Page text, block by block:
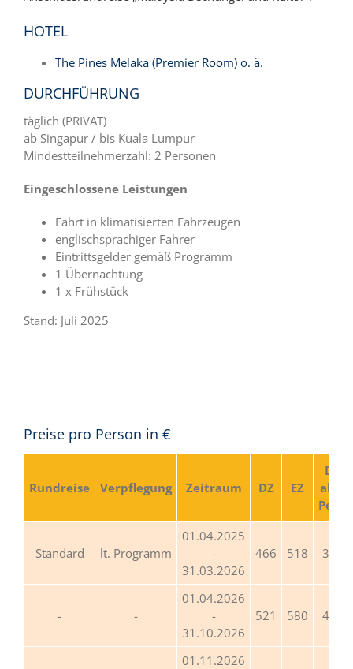
HOTEL
The Pines Melaka (Premier Room) o. ä.
DURCHFÜHRUNG
täglich (PRIVAT)
ab Singapur / bis Kuala Lumpur
Mindestteilnehmerzahl: 2 Personen
Eingeschlossene Leistungen
Fahrt in klimatisierten Fahrzeugen
englischsprachiger Fahrer
Eintrittsgelder gemäß Programm
1 Übernachtung
1 x Frühstück
Stand: Juli 2025
Preise pro Person in €
Rundreise Verpflegung Zeitraum DZ EZ
DZ
ab 4
Pers.
Standard lt. Programm
01.04.2025
-
31.03.2026
466 518 382
01.04.2026
-
31.10.2026
521 580 428
01.11.2026